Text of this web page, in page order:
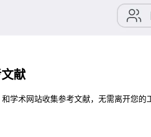
献
和学术网站收集参考文献，无需离开您